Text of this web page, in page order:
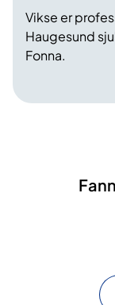
Vikse er
Haugesund
Fonna.